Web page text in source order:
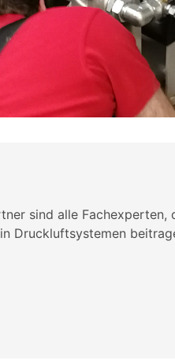
sind alle
Druckluftsystemen